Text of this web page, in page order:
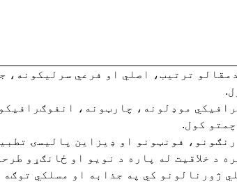
ترتيب، اصلي او فرعي سرليکونه،
موډلونه، چارټونه،
کول.
فونټونو او ډيزاين پاليسۍ
د خلاقيت له پاره د نويو او ځانګړو
ژورنالونو کي په جذابه او مسلکي